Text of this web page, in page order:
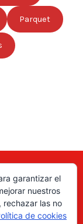
Parquet
autónomos,
¡Valore sus
tomar la decisión
garantizar el
nuestros
rechazar las no
de cookies